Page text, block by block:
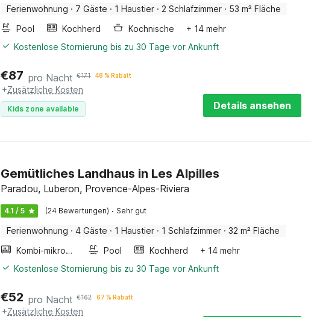
Ferienwohnung · 7 Gäste · 1 Haustier · 2 Schlafzimmer · 53 m² Fläche
Pool
Kochherd Kochnische
+ 14 mehr
Kostenlose Stornierung bis zu 30 Tage vor Ankunft
€87 pro Nacht €171 48 % Rabatt
+Zusätzliche Kosten
Kids zone available Details ansehen
Gemütliches Landhaus in Les Alpilles
Paradou, Luberon, Provence-Alpes-Riviera
4.1 / 5 (24 Bewertungen) · Sehr gut
Ferienwohnung · 4 Gäste · 1 Haustier · 1 Schlafzimmer · 32 m² Fläche
Kombi-mikrowelle
Pool Kochherd
+ 14 mehr
Kostenlose Stornierung bis zu 30 Tage vor Ankunft
€52 pro Nacht €162 67 % Rabatt
+Zusätzliche Kosten